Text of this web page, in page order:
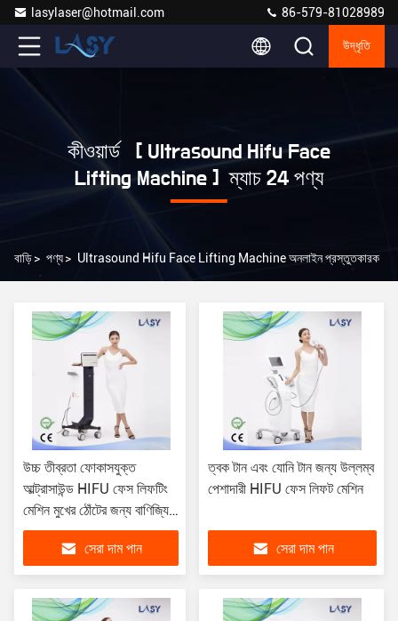
lasylaser@hotmail.com 86-579-81028989
উদ্ধৃতি
কীওয়ার্ড [ Ultrasound Hifu Face
Lifting Machine ] ম্যাচ 24 পণ্য
বাড়ি> পণ্য> Ultrasound Hifu Face Lifting Machine অনলাইন প্রস্তুতকারক
উচ্চ তীব্রতা ফোকাসযুক্ত
আল্ট্রাসাউন্ড HIFU ফেস লিফটিং
মেশিন মুখের ঠোঁটের জন্য বাণিজ্যিক
চোখ ঘাড় গলা
সেরা দাম পান
ত্বক টান এবং যোনি টান জন্য উল্লম্ব
পেশাদারী HIFU ফেস লিফট মেশিন
সেরা দাম পান